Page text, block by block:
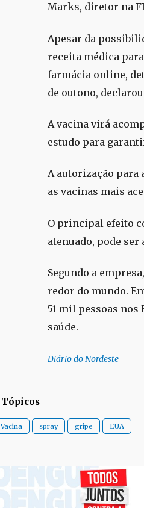
Marks, diretor na
Apesar da
receita médica
farmácia online,
de outono,
A vacina virá
estudo para
A autorização
as vacinas mais
O principal efeito
atenuado, pode
Segundo a
redor do mundo.
51 mil pessoas nos
saúde.
Diário do Nordeste
Tópicos
Vacina spray gripe EUA